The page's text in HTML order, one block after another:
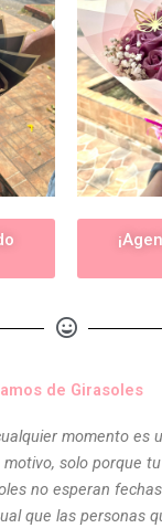
de Girasoles
momento es
motivo, solo porque
no esperan
que las personas